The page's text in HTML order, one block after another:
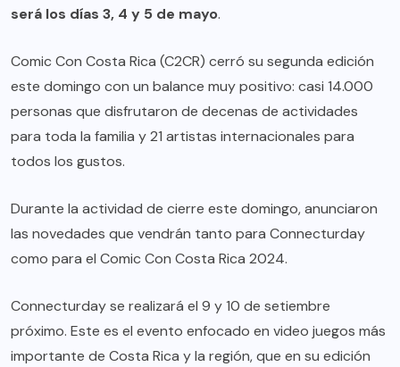
será los días 3, 4 y 5 de mayo.
Comic Con Costa Rica (C2CR) cerró su segunda edición
este domingo con un balance muy positivo: casi 14.000
personas que disfrutaron de decenas de actividades
para toda la familia y 21 artistas internacionales para
todos los gustos.
Durante la actividad de cierre este domingo, anunciaron
las novedades que vendrán tanto para Connecturday
como para el Comic Con Costa Rica 2024.
Connecturday se realizará el 9 y 10 de setiembre
próximo. Este es el evento enfocado en video juegos más
importante de Costa Rica y la región, que en su edición